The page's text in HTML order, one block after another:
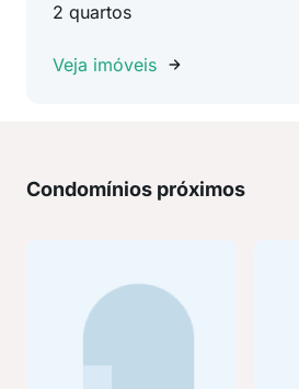
2 quartos
Veja imóveis
Condomínios próximos